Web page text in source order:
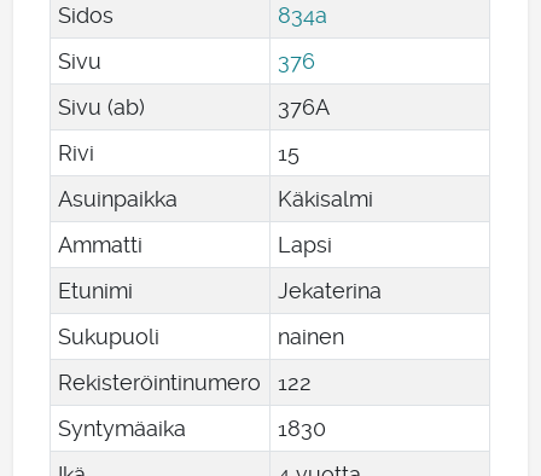
Sidos
834a
Sivu
376
Sivu (ab)
376A
Rivi
15
Asuinpaikka
Käkisalmi
Ammatti
Lapsi
Etunimi
Jekaterina
Sukupuoli
nainen
Rekisteröintinumero
122
Syntymäaika
1830